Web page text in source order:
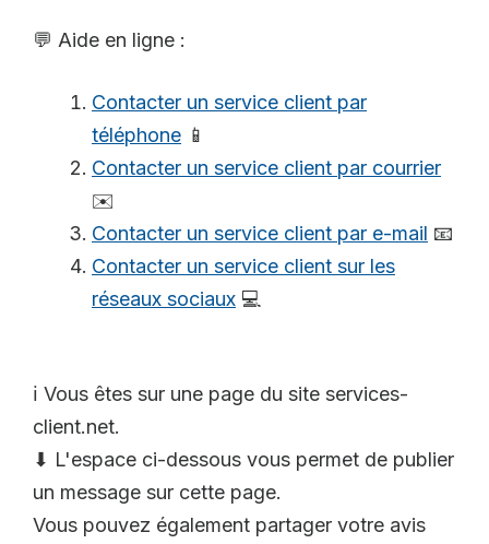
💬 Aide en ligne :
Contacter un service client par
téléphone 📱
Contacter un service client par courrier
✉️
Contacter un service client par e-mail 📧
Contacter un service client sur les
réseaux sociaux 💻
ℹ️ Vous êtes sur une page du site services-
client.net.
⬇ L'espace ci-dessous vous permet de publier
un message sur cette page.
Vous pouvez également partager votre avis